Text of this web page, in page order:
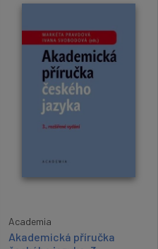
Academia
Akademická příručka